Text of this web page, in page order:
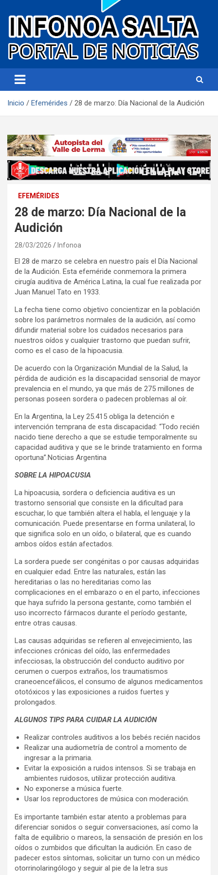
Infonoa Salta
Inicio Efemérides 28 de marzo: Día Nacional de la Audición
EFEMÉRIDES
28 de marzo: Día Nacional de la
Audición
28/03/2026 Infonoa
El 28 de marzo se celebra en nuestro país el Día Nacional
de la Audición. Esta efeméride conmemora la primera
cirugía auditiva de América Latina, la cual fue realizada por
Juan Manuel Tato en 1933.
La fecha tiene como objetivo concientizar en la población
sobre los parámetros normales de la audición, así como
difundir material sobre los cuidados necesarios para
nuestros oídos y cualquier trastorno que puedan sufrir,
como es el caso de la hipoacusia.
De acuerdo con la Organización Mundial de la Salud, la
pérdida de audición es la discapacidad sensorial de mayor
prevalencia en el mundo, ya que más de 275 millones de
personas poseen sordera o padecen problemas al oír.
En la Argentina, la Ley 25.415 obliga la detención e
intervención temprana de esta discapacidad: “Todo recién
nacido tiene derecho a que se estudie temporalmente su
capacidad auditiva y que se le brinde tratamiento en forma
oportuna”.Noticias Argentina
SOBRE LA HIPOACUSIA
La hipoacusia, sordera o deficiencia auditiva es un
trastorno sensorial que consiste en la dificultad para
escuchar, lo que también altera el habla, el lenguaje y la
comunicación. Puede presentarse en forma unilateral, lo
que significa solo en un oído, o bilateral, que es cuando
ambos oídos están afectados.
La sordera puede ser congénitas o por causas adquiridas
en cualquier edad. Entre las naturales, están las
hereditarias o las no hereditarias como las
complicaciones en el embarazo o en el parto, infecciones
que haya sufrido la persona gestante, como también el
uso incorrecto fármacos durante el período gestante,
entre otras causas.
Las causas adquiridas se refieren al envejecimiento, las
infecciones crónicas del oído, las enfermedades
infecciosas, la obstrucción del conducto auditivo por
cerumen o cuerpos extraños, los traumatismos
craneoencefálicos, el consumo de algunos medicamentos
ototóxicos y las exposiciones a ruidos fuertes y
prolongados.
ALGUNOS TIPS PARA CUIDAR LA AUDICIÓN
Realizar controles auditivos a los bebés recién nacidos
Realizar una audiometría de control a momento de
ingresar a la primaria.
Evitar la exposición a ruidos intensos. Si se trabaja en
ambientes ruidosos, utilizar protección auditiva.
No exponerse a música fuerte.
Usar los reproductores de música con moderación.
Es importante también estar atento a problemas para
diferenciar sonidos o seguir conversaciones, así como la
falta de equilibrio o mareos, la sensación de presión en los
oídos o zumbidos que dificultan la audición. En caso de
padecer estos síntomas, solicitar un turno con un médico
otorrinolaringólogo y seguir al pie de la letra sus